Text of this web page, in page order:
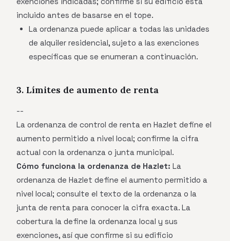
incluido antes de basarse en el tope.
La ordenanza puede aplicar a todas las unidades
de alquiler residencial, sujeto a las exenciones
específicas que se enumeran a continuación.
3. Límites de aumento de renta
--
La ordenanza de control de renta en Hazlet define el
aumento permitido a nivel local; confirme la cifra
actual con la ordenanza o junta municipal.
Cómo funciona la ordenanza de Hazlet: La
ordenanza de Hazlet define el aumento permitido a
nivel local; consulte el texto de la ordenanza o la
junta de renta para conocer la cifra exacta. La
cobertura la define la ordenanza local y sus
exenciones, así que confirme si su edificio